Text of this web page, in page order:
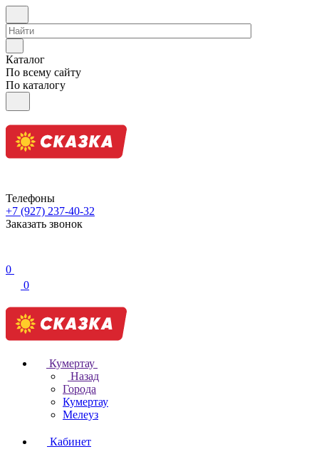
Каталог
По всему сайту
По каталогу
Телефоны
+7 (927) 237-40-32
Заказать звонок
0
0
Кумертау
Назад
Города
Кумертау
Мелеуз
Кабинет